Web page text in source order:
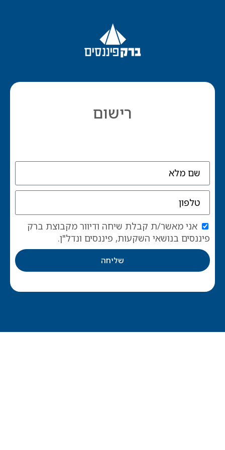
רישום
אני מאשר/ת קבלת שיחה ודיוור מקבוצת ברק
פיננסים בנושאי השקעות, פיננסים ונדל"ן.
שליחה